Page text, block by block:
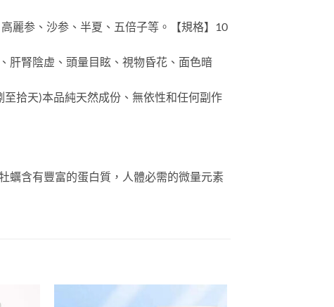
麗参、沙参、半夏、五倍子等。【規格】10
肝腎陰虚、頭量目眩、視物昏花、面色暗
拾天)本品純天然成份、無依性和任何副作
蠣含有豐富的蛋白質，人體必需的微量元素